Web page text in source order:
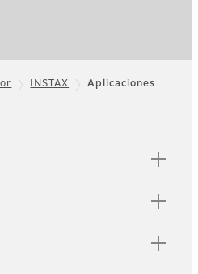
INSTAX
Aplicaciones